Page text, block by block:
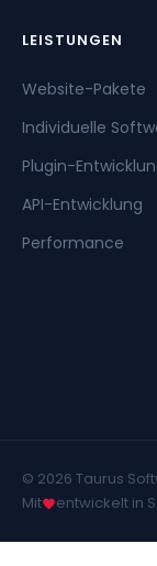
LEISTUNGEN
Website-Pakete
Individuelle
Plugin-
API-Entwicklung
Performance
© 2026 Taurus
Mit
entwickelt in